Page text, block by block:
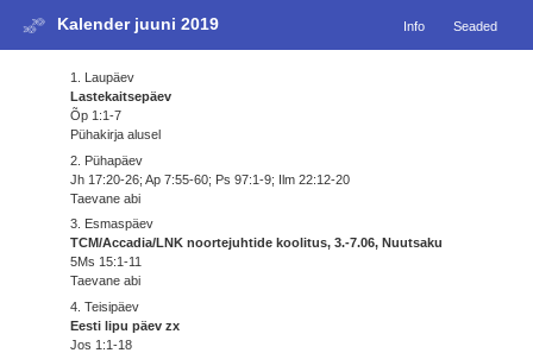
Kalender juuni 2019 Info Seaded
1. Laupäev
Lastekaitsepäev
Õp 1:1-7
Pühakirja alusel
2. Pühapäev
Jh 17:20-26; Ap 7:55-60; Ps 97:1-9; Ilm 22:12-20
Taevane abi
3. Esmaspäev
TCM/Accadia/LNK noortejuhtide koolitus, 3.-7.06, Nuutsaku
5Ms 15:1-11
Taevane abi
4. Teisipäev
Eesti lipu päev zx
Jos 1:1-18